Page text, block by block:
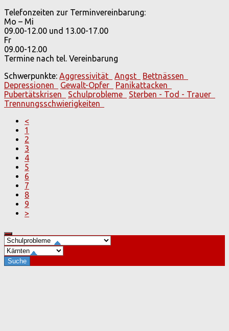
Telefonzeiten zur Terminvereinbarung:
Mo – Mi
09.00-12.00 und 13.00-17.00
Fr
09.00-12.00
Termine nach tel. Vereinbarung
Schwerpunkte: Aggressivität Angst
Bettnässen
Depressionen
Gewalt-Opfer
Panikattacken
Pubertätskrisen
Schulprobleme
Sterben - Tod - Trauer
Trennungsschwierigkeiten
<
1
2
3
4
5
6
7
8
9
>